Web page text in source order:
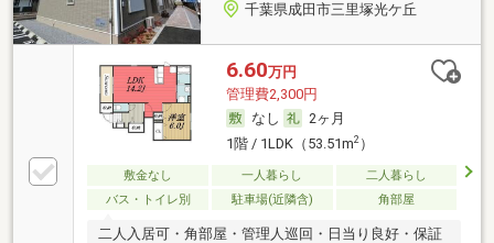
千葉県成田市三里塚光ケ丘
6.60万円
管理費2,300円
なし
2ヶ月
1階 / 1LDK（53.51m2）
敷金なし 一人暮らし
二人暮らし
バス・トイレ別
駐車場(近隣含) 角部屋
二人入居可・角部屋・管理人巡回・日当り良好・保証